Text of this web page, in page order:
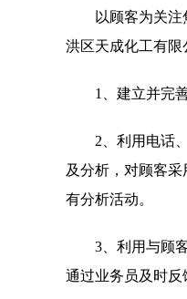
以顾客为关
洪区天成化工有限
1、建立并完
2、利用电话
及分析，对顾客
有分析活动。
3、利用与顾
通过业务员及时反